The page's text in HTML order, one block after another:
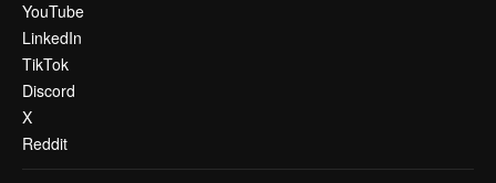
YouTube
LinkedIn
TikTok
Discord
X
Reddit